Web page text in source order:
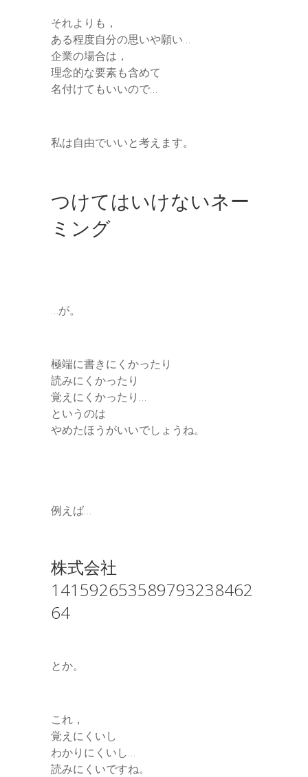
それよりも，
ある程度自分の思いや願い…
企業の場合は，
理念的な要素も含めて
名付けてもいいので…
私は自由でいいと考えます。
つけてはいけないネー
ミング
…が。
極端に書きにくかったり
読みにくかったり
覚えにくかったり…
というのは
やめたほうがいいでしょうね。
例えば…
株式会社
141592653589793238462
64
とか。
これ，
覚えにくいし
わかりにくいし…
読みにくいですね。